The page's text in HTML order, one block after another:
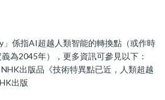
」係指AI超越人類智能的轉換點（或作時
為2045年），更多資訊可參見以下：
出版品《技術特異點已近，人類超越
出版